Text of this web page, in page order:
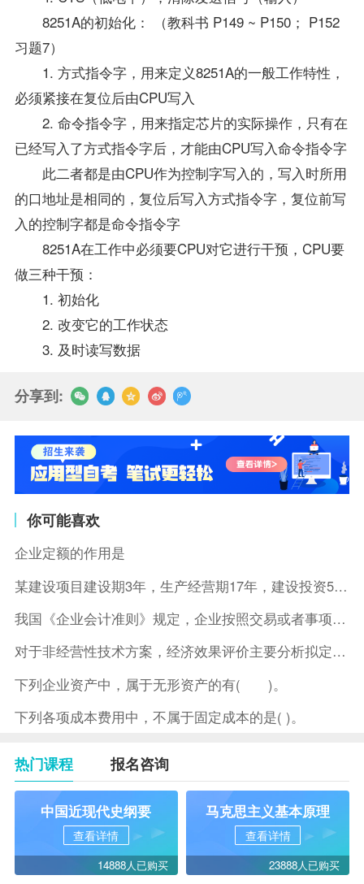
8251A的初始化： （教科书 P149 ~ P150； P152
习题7）
1. 方式指令字，用来定义8251A的一般工作特性，
必须紧接在复位后由CPU写入
2. 命令指令字，用来指定芯片的实际操作，只有在
已经写入了方式指令字后，才能由CPU写入命令指令字
此二者都是由CPU作为控制字写入的，写入时所用
的口地址是相同的，复位后写入方式指令字，复位前写
入的控制字都是命令指令字
8251A在工作中必须要CPU对它进行干预，CPU要
做三种干预：
1. 初始化
2. 改变它的工作状态
3. 及时读写数据
分享到:
你可能喜欢
企业定额的作用是
某建设项目建设期3年，生产经营期17年，建设投资5500万元
我国《企业会计准则》规定，企业按照交易或者事项的经济特征确定
对于非经营性技术方案，经济效果评价主要分析拟定方案的( )。
下列企业资产中，属于无形资产的有( )。
下列各项成本费用中，不属于固定成本的是( )。
热门课程 报名咨询
中国近现代史纲要
查看详情
14888人已购买
马克思主义基本原理
查看详情
23888人已购买